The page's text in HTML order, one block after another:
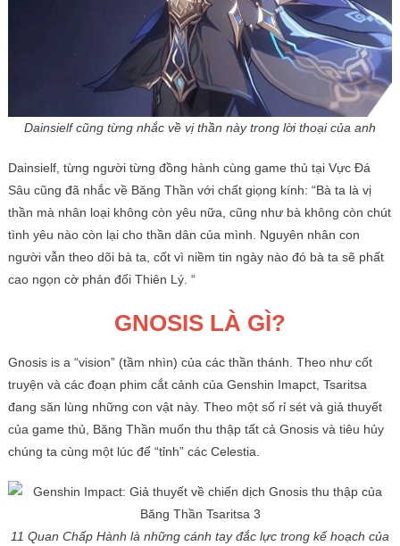
Dainsielf cũng từng nhắc về vị thần này trong lời thoại của anh
Dainsielf, từng người từng đồng hành cùng game thủ tại Vực Đá
Sâu cũng đã nhắc về Băng Thần với chất giọng kính: “Bà ta là vị
thần mà nhân loại không còn yêu nữa, cũng như bà không còn chút
tình yêu nào còn lại cho thần dân của mình. Nguyên nhân con
người vẫn theo dõi bà ta, cốt vì niềm tin ngày nào đó bà ta sẽ phất
cao ngọn cờ phản đối Thiên Lý. “
GNOSIS LÀ GÌ?
Gnosis is a “vision” (tầm nhìn) của các thần thánh. Theo như cốt
truyện và các đoạn phim cắt cảnh của Genshin Imapct, Tsaritsa
đang săn lùng những con vật này. Theo một số rỉ sét và giả thuyết
của game thủ, Băng Thần muốn thu thập tất cả Gnosis và tiêu hủy
chúng ta cùng một lúc để “tỉnh” các Celestia.
11 Quan Chấp Hành là những cánh tay đắc lực trong kế hoạch của